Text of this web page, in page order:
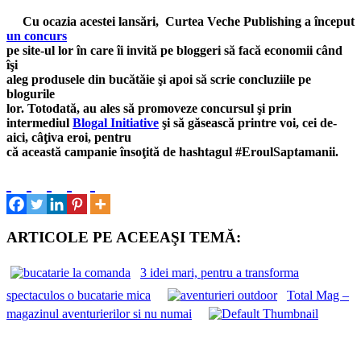
Cu ocazia acestei lansări, Curtea Veche Publishing a început
un concurs
pe site-ul lor în care îi invită pe bloggeri să facă economii când
îşi
aleg produsele din bucătăie şi apoi să scrie concluziile pe
blogurile
lor. Totodată, au ales să promoveze concursul şi prin
intermediul Blogal Initiative şi să găsească printre voi, cei de-
aici, câţiva eroi, pentru
că această campanie însoţită de hashtagul #EroulSaptamanii.
ARTICOLE PE ACEEAŞI TEMĂ:
3 idei mari, pentru a transforma
spectaculos o bucatarie mica
Total Mag –
magazinul aventurierilor si nu numai